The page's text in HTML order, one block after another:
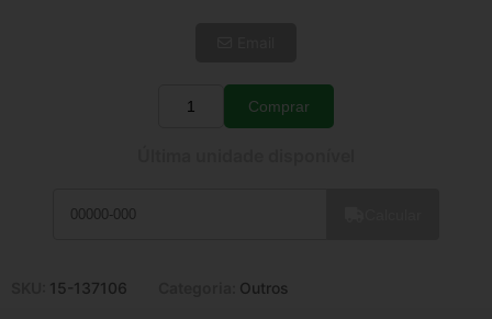
Quantidade
Comprar
15-137106 Outros